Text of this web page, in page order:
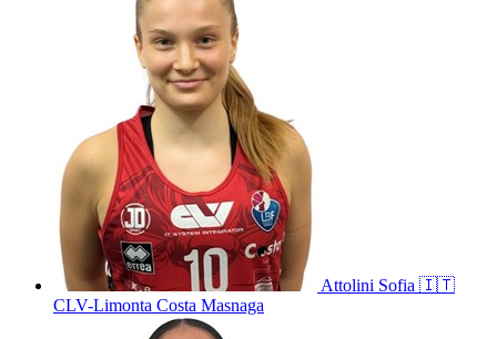
Attolini Sofia 🇮🇹
CLV-Limonta Costa Masnaga